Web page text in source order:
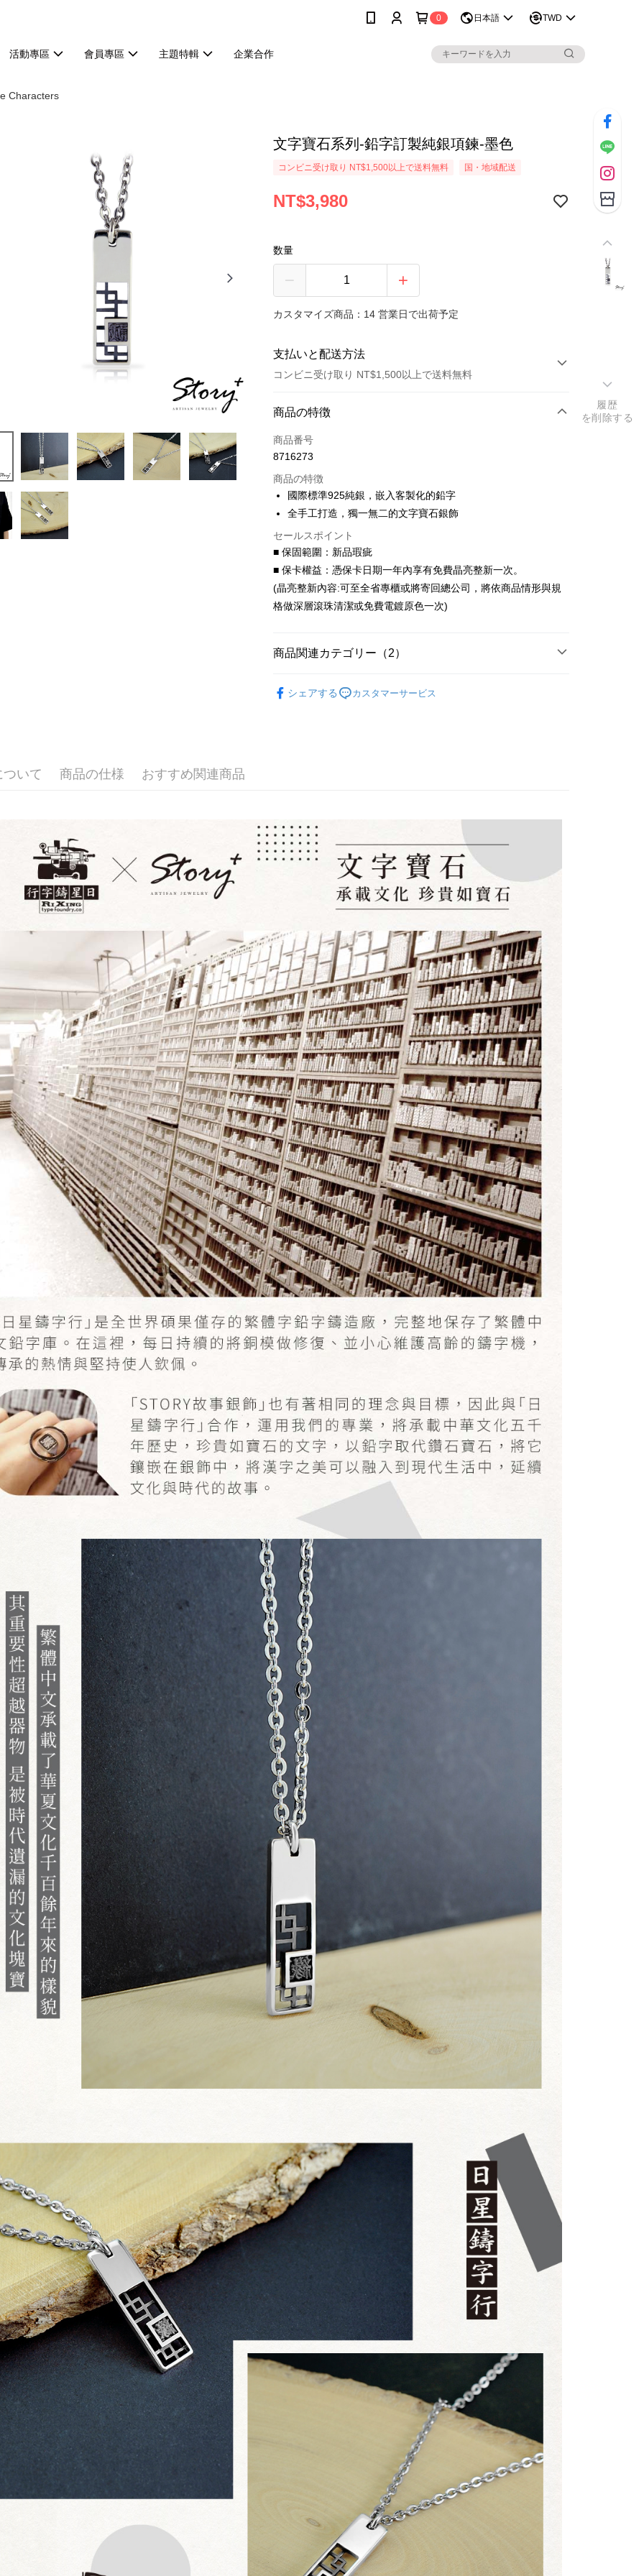
0 日本語 TWD
活動專區 會員專區 主題特輯 企業合作
Characters
文字寶石系列-鉛字訂製純銀項鍊-墨色
コンビニ受け取り NT$1,500以上で送料無料 国・地域配送
NT$3,980
数量
カスタマイズ商品：14 営業日で出荷予定
支払いと配送方法
コンビニ受け取り NT$1,500以上で送料無料
お支払い方法
クレジットカード1回払い
クレジットカード分割払い
3回払い、金利0、毎回
合作金庫商業銀行
第一商業銀行
上海商業儲蓄銀行
国泰世華商業銀行
台湾中小企業銀行
台中商業銀行
HSBC(台湾)商業銀行
華泰商業銀行
聯邦商業銀行
遠東国際商業銀行
永豐商業銀行
台新國際商業銀行
台湾楽天クレジットカード会社
6回払い、金利0、毎回 NT$663
合作金庫商業銀行
華南商業銀行
上海商業儲蓄銀行
国泰世華商業銀行
兆豐國際商業銀行
台湾中小企業銀行
台中商業銀行
HSBC(台湾)商業銀行
華泰商業銀行
玉山商業銀行
LINE Pay
Apple Pay
JKOPAY
Easy Wallet
一、 AFTEE代金後払いについて
ングでお支払いください。
代金納付期限は最短で 14 日以内ですので、ご注意ください。AFTEE ア
プリをダウンロードして AFTEE 会員になるとお支払い期限を最長 45 日
以内まで延長できます。
お支払期限は、ショップが請求した期日と、AFTEEで延長できる日数を
期限を延長できますが、商品を期限内に受け取れない場合があります
（例：予約商品や商品到着日が比較的遅い商品）。そのため、商品到着
の有無に関わらず、AFTEEで指定された期限内にお支払いください。
二、支払い限度額
1.初回 AFTEEを ご利用の際に、認証結果及び当社の審査の結果に基づ
き、限度額が設定されます。
2.決済金額は最低NT$20です。
3.現在、台湾の会員のみご利用いただけます。
三、利用規約「AFTEE代金後払い」（以下当サービスという）はネット
プロテクションズ（以下 AFTEE という）が提供し、AFTEEが代金を徴収
します。当サービスご利用の際に提供しなければならない個人情報（注
文者の氏名、電話番号、受取人の氏名、電話番号、受取人住所を含むが
これに限らない）は、AFTEEに渡され当サービスで必要な範囲内で利用
されます。AFTEEの個人情報の収集、処理、利用について、詳細は
AFTEE公式ホームページの『個人情報の収集、処理及び利用に関する声
明』をご参照ください（https://aftee.tw/privacypolicy/）。
AFTEEの初回ご利用の際に、審査を通過すれば、最高額がNT$10,000に
なります。支払い期限を過ぎた場合、その金額に基づいて年利20%の遅
延滞納金が加算されます。未成年の利用者は、事前に法定代理人または
後見人の同意を得ればAFTEEをご利用いただけます。
個人情報の処理、利用について疑問がある、または関連する法律の権利
を行使したい場合は、ネットプロテクションズ
cs_tw@netprotections.co.jpにご連絡ください。上記に示した個人情報
を、必要な購入注文書とあわせてAFTEEにご提供いただく、または
AFTEEにあなたの個人情報の収集、処理、利用を許可することににご同
付款後7-11取貨
配送毎にNT$60、NT$1,500以上で送料無料
配送毎にNT$60、NT$1,500以上で送料無料
送料無料
國家/地區配送 送料を確認
商品の特徴
商品番号
8716273
商品の特徴
國際標準925純銀，嵌入客製化的鉛字
全手工打造，獨一無二的文字寶石銀飾
セールスポイント
■ 保固範圍：新品瑕疵
■ 保卡權益：憑保卡日期一年內享有免費晶亮整新一次。
(晶亮整新內容:可至全省專櫃或將寄回總公司，將依商品情形與規
格做深層滾珠清潔或免費電鍍原色一次)
商品関連カテゴリー（2）
シェアする カスタマーサービス
いて 商品の仕様 おすすめ関連商品
履歴
を削除する